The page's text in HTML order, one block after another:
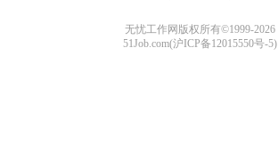
无忧工作网版权所有©1999-2026
51Job.com(沪ICP备12015550号-5)